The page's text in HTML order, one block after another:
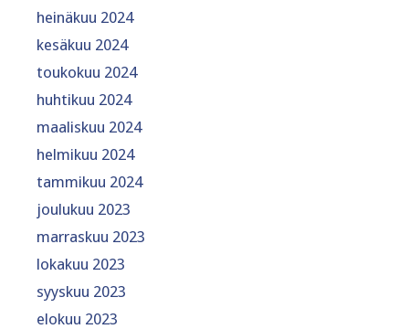
heinäkuu 2024
kesäkuu 2024
toukokuu 2024
huhtikuu 2024
maaliskuu 2024
helmikuu 2024
tammikuu 2024
joulukuu 2023
marraskuu 2023
lokakuu 2023
syyskuu 2023
elokuu 2023